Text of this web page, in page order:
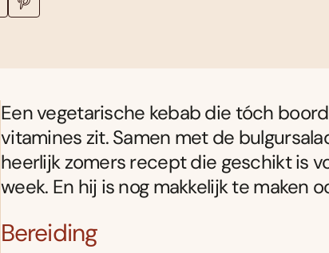
Een vegetarische kebab die tóch
vitamines zit. Samen met de
heerlijk zomers recept die geschikt is
week. En hij is nog makkelijk te maken
Bereiding